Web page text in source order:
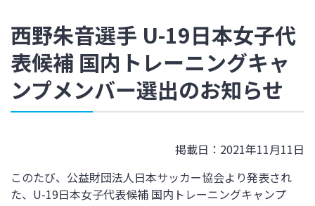
西野朱音選手 U-19日本女子代
表候補 国内トレーニングキャ
ンプメンバー選出のお知らせ
掲載日：2021年11月11日
このたび、公益財団法人日本サッカー協会より発表され
た、 U-19日本女子代表候補 国内トレーニングキャンプ